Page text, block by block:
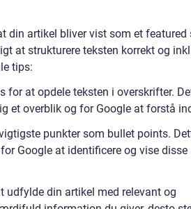
din artikel bliver vist som et featured
at strukturere teksten korrekt og
tips:
for at opdele teksten i overskrifter.
et overblik og for Google at forstå
punkter som bullet points.
Google at identificere og vise disse
udfylde din artikel med relevant og